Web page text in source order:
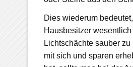
Dies wiederum
Hausbesitzer
Lichtschächte sauber
mit sich und sparen